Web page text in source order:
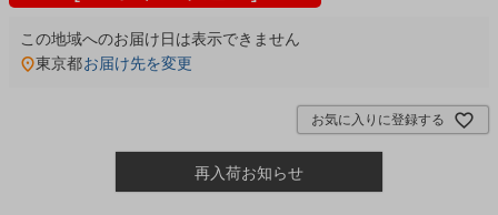
この地域へのお届け日は表示できません
東京都お届け先を変更
お気に入りに登録する
再入荷お知らせ